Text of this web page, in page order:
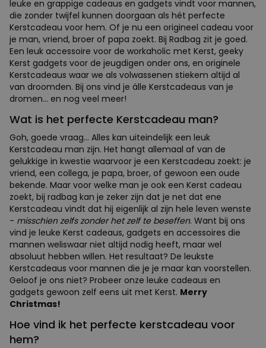
leuke en grappige cadeaus en gadgets vindt voor mannen,
die zonder twijfel kunnen doorgaan als hét perfecte
Kerstcadeau voor hem. Of je nu een origineel cadeau voor
je man, vriend, broer of papa zoekt. Bij Radbag zit je goed.
Een leuk accessoire voor de workaholic met Kerst, geeky
Kerst gadgets voor de jeugdigen onder ons, en originele
Kerstcadeaus waar we als volwassenen stiekem altijd al
van droomden. Bij ons vind je álle Kerstcadeaus van je
dromen... en nog veel meer!
Wat is het perfecte Kerstcadeau man?
Goh, goede vraag... Alles kan uiteindelijk een leuk
Kerstcadeau man zijn. Het hangt allemaal af van de
gelukkige in kwestie waarvoor je een Kerstcadeau zoekt: je
vriend, een collega, je papa, broer, of gewoon een oude
bekende. Maar voor welke man je ook een Kerst cadeau
zoekt, bij radbag kan je zeker zijn dat je net dat ene
Kerstcadeau vindt dat hij eigenlijk al zijn hele leven wenste
- misschien zelfs zonder het zelf te beseffen. Want bij ons
vind je leuke Kerst cadeaus, gadgets en accessoires die
mannen weliswaar niet altijd nodig heeft, maar wel
absoluut hebben willen. Het resultaat? De leukste
Kerstcadeaus voor mannen die je je maar kan voorstellen.
Geloof je ons niet? Probeer onze leuke cadeaus en
gadgets gewoon zelf eens uit met Kerst. Merry
Christmas!
Hoe vind ik het perfecte kerstcadeau voor
hem?